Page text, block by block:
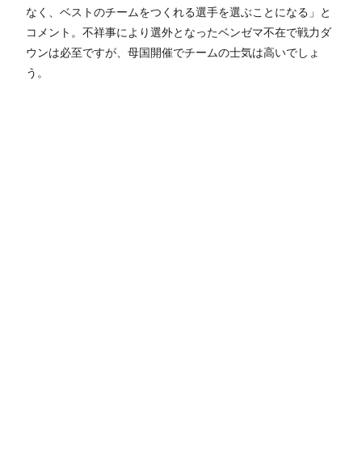
なく、ベストのチームをつくれる選手を選ぶことになる」と
コメント。不祥事により選外となったベンゼマ不在で戦力ダ
ウンは必至ですが、母国開催でチームの士気は高いでしょ
う。